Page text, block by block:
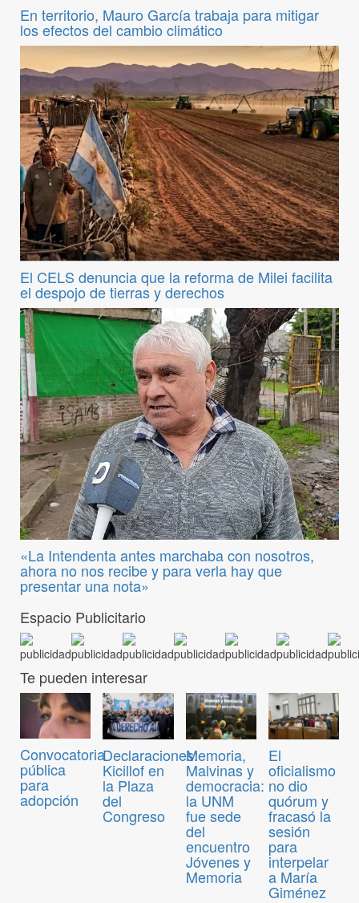
En territorio, Mauro García trabaja para mitigar
los efectos del cambio climático
El CELS denuncia que la reforma de Milei facilita
el despojo de tierras y derechos
«La Intendenta antes marchaba con nosotros,
ahora no nos recibe y para verla hay que
presentar una nota»
Espacio Publicitario
Te pueden interesar
Convocatoria
pública
para
adopción
Declaraciones:
Kicillof en
la Plaza
del
Congreso
Memoria,
Malvinas y
democracia:
la UNM
fue sede
del
encuentro
Jóvenes y
Memoria
El
oficialismo
no dio
quórum y
fracasó la
sesión
para
interpelar
a María
Giménez